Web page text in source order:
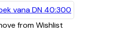
from Wishlist